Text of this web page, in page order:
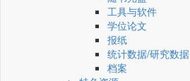
工具与软件
学位论文
报纸
统计数据/研究数据
档案